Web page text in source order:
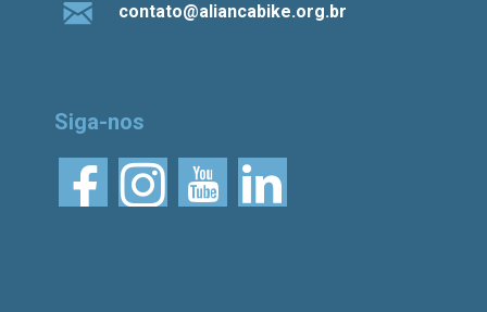
contato@aliancabike.org.br
Siga-nos